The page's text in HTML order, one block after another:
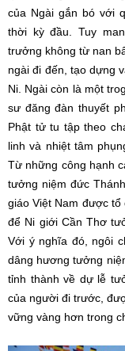
của Ngài gắn bó với
thời kỳ đầu. Tuy
trưởng không từ nan
ngài đi đến, tạo dựng
Ni. Ngài còn là một
sư đăng đàn thuyết
Phật tử tu tập theo
linh và nhiệt tâm
Từ những công hạnh
tưởng niệm đức
giáo Việt Nam được
để Ni giới Cần Thơ
Với ý nghĩa đó, ngôi
dâng hương tưởng
tỉnh thành về dự lễ
của người đi trước,
vững vàng hơn trong